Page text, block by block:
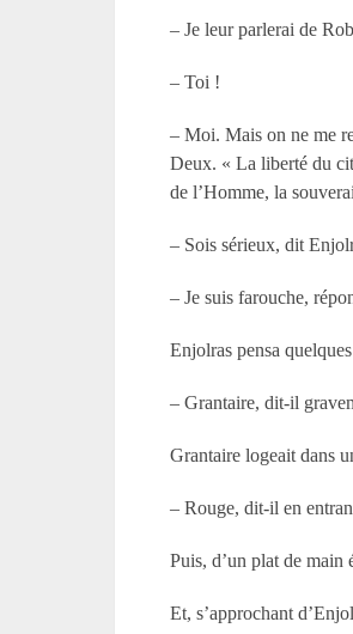
– Je leur parlerai de
– Toi !
– Moi. Mais on ne me
Deux. « La liberté du
de l’Homme, la
– Sois sérieux, dit
– Je suis farouche,
Enjolras pensa
– Grantaire, dit-il
Grantaire logeait dans
– Rouge, dit-il en
Puis, d’un plat de main
Et, s’approchant